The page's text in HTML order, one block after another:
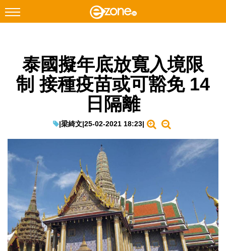
Facebook Instagram
科技焦點
教學評測
EduTech
IT Times
生成式AI與雲端應用
Enterprise Digital Transformation
特集
泰國擬年底放寬入境限
制 接種疫苗或可豁免 14
日隔離
|梁綺文|25-02-2021 18:23|